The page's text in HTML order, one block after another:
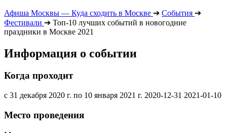
Афиша Москвы — Куда сходить в Москве ➔ События ➔
Фестивали ➔ Топ-10 лучших событий в новогодние
праздники в Москве 2021
Информация о событии
Когда проходит
с 31 декабря 2020 г. по 10 января 2021 г. 2020-12-31 2021-01-10
Место проведения